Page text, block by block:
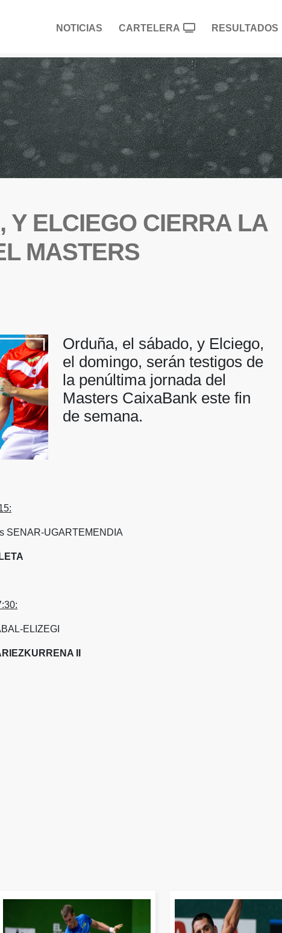
NOTICIAS CARTELERA RESULTADOS
Y ELCIEGO CIERRA LA
MASTERS
Orduña, el sábado, y Elciego,
el domingo, serán testigos de
la penúltima jornada del
Masters CaixaBank este fin
de semana.
SENAR-UGARTEMENDIA
30:
ELIZEGI
II